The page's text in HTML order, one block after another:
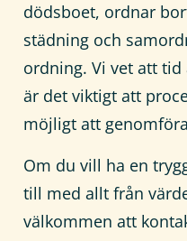
dödsboet, ordnar
städning och
ordning. Vi vet att
är det viktigt att
möjligt att
Om du vill ha en
till med allt från
välkommen att